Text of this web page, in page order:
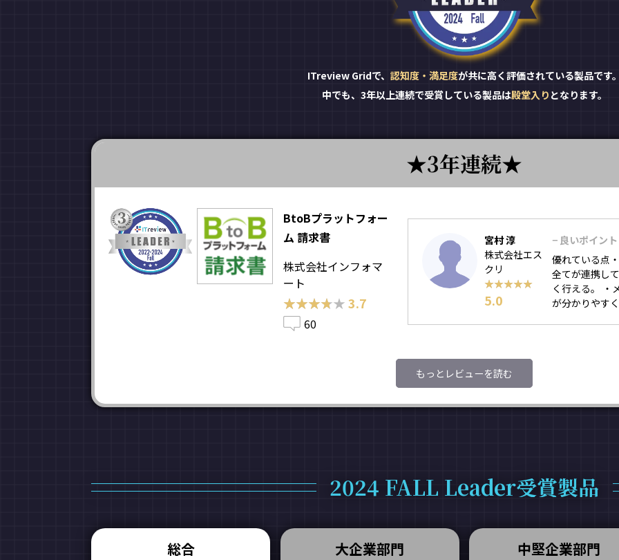
ITreview Gridで、 認知度・満足度が共に高く評価されている製品です
中でも、3年以上連続で受賞している製品は殿堂入り となります。
3年連続
BtoBプラットフォー
ム 請求書
株式会社インフォマ
ート
★★★★★
★★★★★ 3.7
60
宮村 淳
株式会社エス
クリ
★★★★★
★★★★★
5.0
− 良いポイント
優れている点
全てが連携し
く行える。 ・
が分かりやす
もっとレビューを読む
2024 FALL Leader受賞製品
総合 大企業部門 中堅企業部門